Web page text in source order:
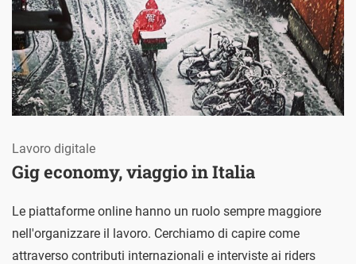
Gig economy, viaggio in Italia
Lavoro digitale
Le piattaforme online hanno un ruolo sempre maggiore
nell'organizzare il lavoro. Cerchiamo di capire come
attraverso contributi internazionali e interviste ai riders